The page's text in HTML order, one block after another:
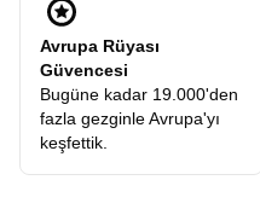
Avrupa Rüyası
Güvencesi
Bugüne kadar 19.000'den
fazla gezginle Avrupa'yı
keşfettik.